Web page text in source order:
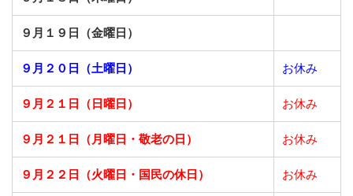
９月１９日（金曜日）
９月２０日（土曜日） お休み
９月２１日（日曜日） お休み
９月２１日（月曜日・敬老の日） お休み
９月２２日（火曜日・国民の休日） お休み